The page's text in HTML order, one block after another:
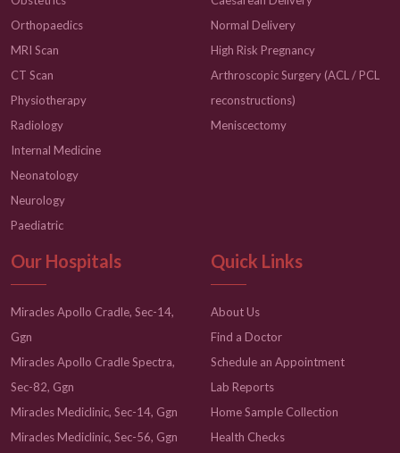
Orthopaedics
MRI Scan
CT Scan
Physiotherapy
Radiology
Internal Medicine
Neonatology
Neurology
Paediatric
Normal Delivery
High Risk Pregnancy
Arthroscopic Surgery (ACL / PCL
reconstructions)
Meniscectomy
Our Hospitals
Miracles Apollo Cradle, Sec-14,
Ggn
Miracles Apollo Cradle Spectra,
Sec-82, Ggn
Miracles Mediclinic, Sec-14, Ggn
Miracles Mediclinic, Sec-56, Ggn
Quick Links
About Us
Find a Doctor
Schedule an Appointment
Lab Reports
Home Sample Collection
Health Checks